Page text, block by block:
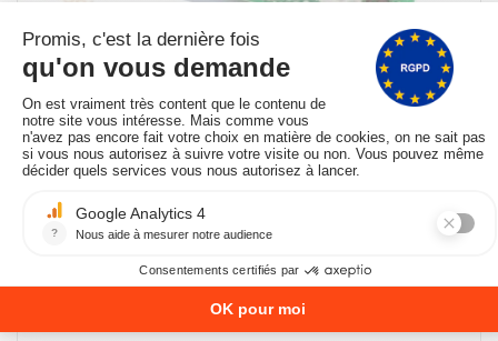
PROMO !
EN STOCK -Expédié sous 24/48 heures
CARTE MÈRE MCZ ACTIVE PROGRAMMEE REF.
COMPOSANTS-ELECTRONIQUES-ET-MECANIQUES-INTERNES
209,66 €